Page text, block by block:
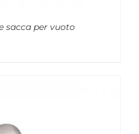
sacca per vuoto